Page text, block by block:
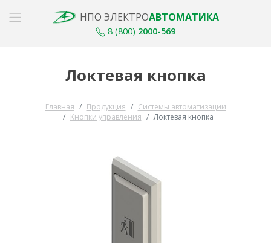
НПО ЭЛЕКТРОАВТОМАТИКА
8 (800) 2000-569
Локтевая кнопка
Главная Продукция
Системы автоматизации
Кнопки управления
Локтевая кнопка